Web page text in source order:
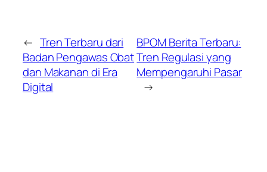
← Tren Terbaru dari
Badan Pengawas Obat
dan Makanan di Era
Digital
BPOM Berita Terbaru:
Tren Regulasi yang
Mempengaruhi Pasar
→